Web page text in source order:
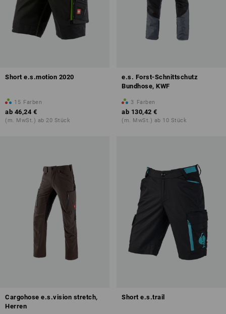
Short e.s.motion 2020
15 Farben
ab 46,24 €
(m. MwSt.) ab 20 Stück
e.s. Forst-Schnittschutz
Bundhose, KWF
3 Farben
ab 130,42 €
(m. MwSt.) ab 10 Stück
Cargohose e.s.vision stretch,
Herren
Short e.s.trail